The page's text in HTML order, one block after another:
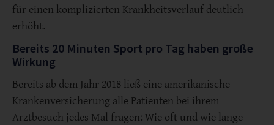
für einen komplizierten Krankheitsverlauf deutlich
erhöht.
Bereits 20 Minuten Sport pro Tag haben große
Wirkung
Bereits ab dem Jahr 2018 ließ eine amerikanische
Krankenversicherung alle Patienten bei ihrem
Arztbesuch jedes Mal fragen: Wie oft und wie lange